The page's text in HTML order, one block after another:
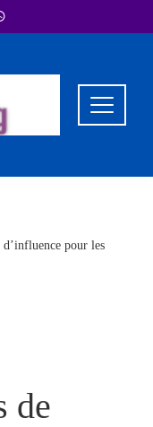
pour les
de